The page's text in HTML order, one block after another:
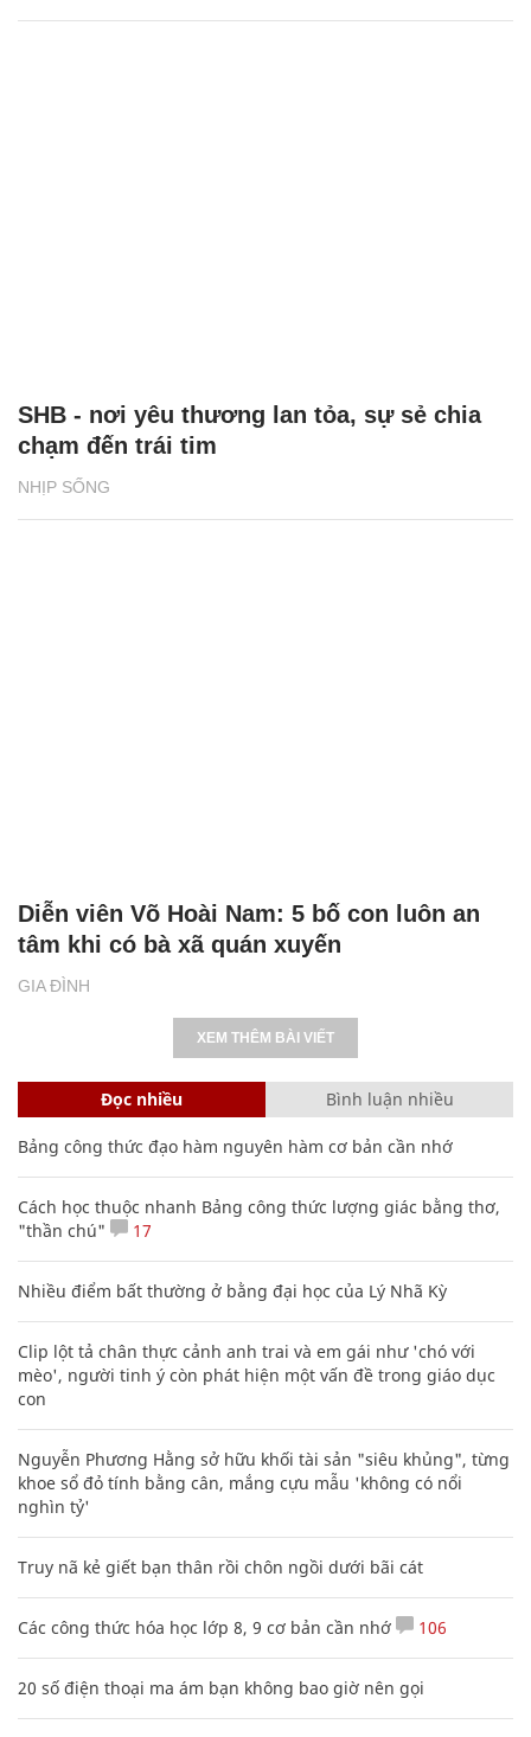
NHỊP SỐNG
SHB - nơi yêu thương lan tỏa, sự sẻ chia
chạm đến trái tim
GIA ĐÌNH
Diễn viên Võ Hoài Nam: 5 bố con luôn an
tâm khi có bà xã quán xuyến
XEM THÊM BÀI VIẾT
Đọc nhiều Bình luận nhiều
Bảng công thức đạo hàm nguyên hàm cơ bản cần nhớ
Cách học thuộc nhanh Bảng công thức lượng giác bằng thơ,
"thần chú"
17
Nhiều điểm bất thường ở bằng đại học của Lý Nhã Kỳ
Clip lột tả chân thực cảnh anh trai và em gái như 'chó với
mèo', người tinh ý còn phát hiện một vấn đề trong giáo dục
con
Nguyễn Phương Hằng sở hữu khối tài sản "siêu khủng", từng
khoe sổ đỏ tính bằng cân, mắng cựu mẫu 'không có nổi
nghìn tỷ'
Truy nã kẻ giết bạn thân rồi chôn ngồi dưới bãi cát
Các công thức hóa học lớp 8, 9 cơ bản cần nhớ 106
20 số điện thoại ma ám bạn không bao giờ nên gọi